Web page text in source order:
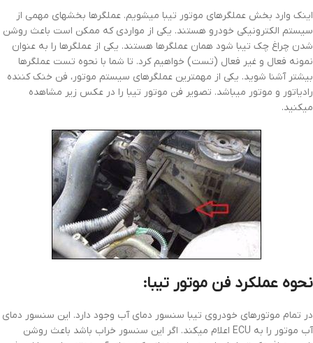
اینک وارد بخش عملگرهای موتور تیبا میشویم. عملگرها بخشهای مهمی از
سیستم الکترونیکی خودرو هستند. یکی از مواردی که ممکن است باعث روشن
شدن چراغ چک تیبا شود همان عملگرها هستند. یکی از عملگرها را به عنوان
نمونه فعال و غیر فعال (تست) خواهیم کرد. تا شما با نحوه تست عملگرها
بیشتر آشنا شوید. یکی از مهمترین عملگرهای سیستم موتور، فن خنک کننده
رادیاتور و موتور میباشد. تصویر فن موتور تیبا را در عکس زیر مشاهده
میکنید.
نحوه عملکرد فن موتور تیبا:
در تمام موتورهای خودروی تیبا سنسور دمای آب وجود دارد. این سنسور دمای
آب موتور را به ECU اعلام میکند. اگر این سنسور خراب باشد باعث روشن